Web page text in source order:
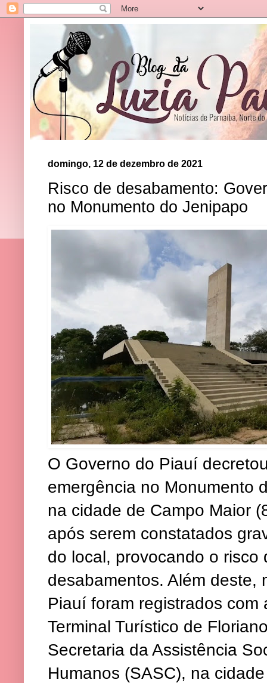
domingo, 12 de dezembro de 2021
Risco de desabamento:
no Monumento do Jenipapo
O Governo do Piauí
emergência no Monumento
na cidade de Campo Maior
após serem constatados
do local, provocando o risco
desabamentos. Além deste,
Piauí foram registrados com
Terminal Turístico de
Secretaria da Assistência
Humanos (SASC), na